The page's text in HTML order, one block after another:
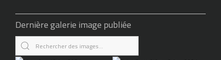
Dernière galerie image publiée